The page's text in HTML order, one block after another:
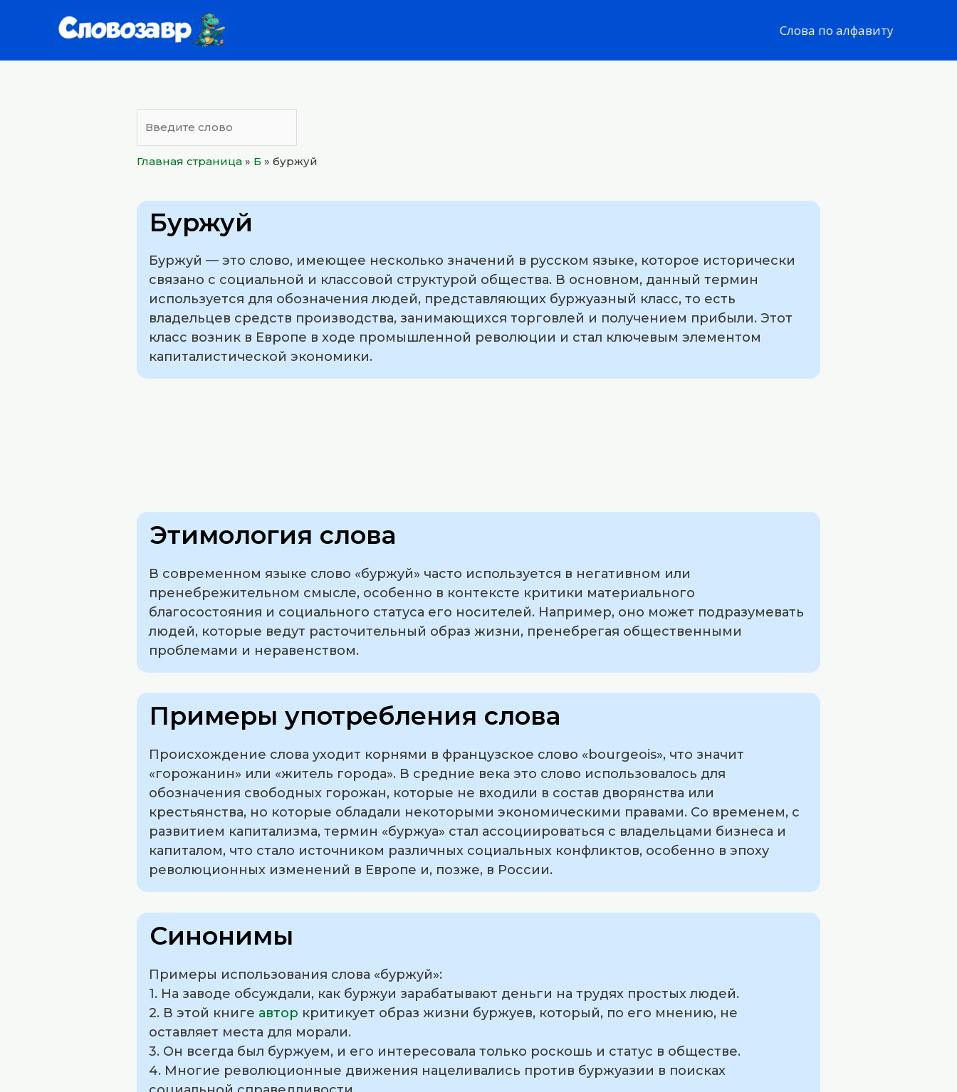
Слова по алфавиту
Главная страница » Б » буржуй
Буржуй
Буржуй — это слово, имеющее несколько значений в русском языке, которое исторически
связано с социальной и классовой структурой общества. В основном, данный термин
используется для обозначения людей, представляющих буржуазный класс, то есть
владельцев средств производства, занимающихся торговлей и получением прибыли. Этот
класс возник в Европе в ходе промышленной революции и стал ключевым элементом
капиталистической экономики.
Этимология слова
В современном языке слово «буржуй» часто используется в негативном или
пренебрежительном смысле, особенно в контексте критики материального
благосостояния и социального статуса его носителей. Например, оно может подразумевать
людей, которые ведут расточительный образ жизни, пренебрегая общественными
проблемами и неравенством.
Примеры употребления слова
Происхождение слова уходит корнями в французское слово «bourgeois», что значит
«горожанин» или «житель города». В средние века это слово использовалось для
обозначения свободных горожан, которые не входили в состав дворянства или
крестьянства, но которые обладали некоторыми экономическими правами. Со временем, с
развитием капитализма, термин «буржуа» стал ассоциироваться с владельцами бизнеса и
капиталом, что стало источником различных социальных конфликтов, особенно в эпоху
революционных изменений в Европе и, позже, в России.
Синонимы
Примеры использования слова «буржуй»:
1. На заводе обсуждали, как буржуи зарабатывают деньги на трудях простых людей.
2. В этой книге автор критикует образ жизни буржуев, который, по его мнению, не
оставляет места для морали.
3. Он всегда был буржуем, и его интересовала только роскошь и статус в обществе.
4. Многие революционные движения нацеливались против буржуазии в поисках